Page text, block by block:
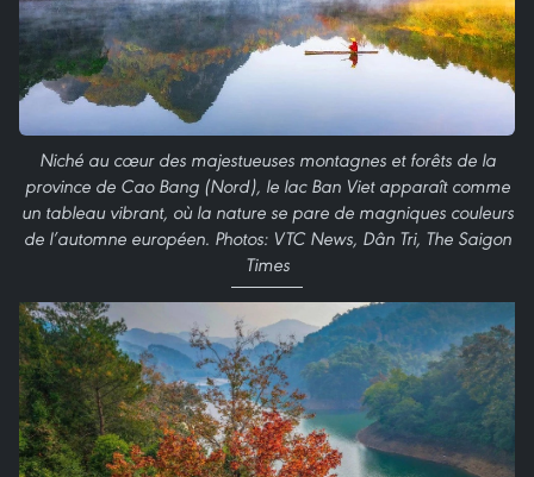
Niché au cœur des majestueuses montagnes et forêts de la
province de Cao Bang (Nord), le lac Ban Viet apparaît comme
un tableau vibrant, où la nature se pare de magniques couleurs
de l’automne européen. Photos: VTC News, Dân Tri, The Saigon
Times